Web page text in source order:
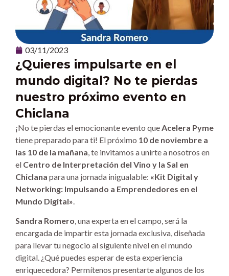
03/11/2023
¿Quieres impulsarte en el
mundo digital? No te pierdas
nuestro próximo evento en
Chiclana
¡No te pierdas el emocionante evento que Acelera Pyme
tiene preparado para ti! El próximo 10 de noviembre a
las 10 de la mañana , te invitamos a unirte a nosotros en
el Centro de Interpretación del Vino y la Sal en
Chiclana para una jornada inigualable: «Kit Digital y
Networking: Impulsando a Emprendedores en el
Mundo Digital»
Sandra Romero, una experta en el campo, será la
encargada de impartir esta jornada exclusiva, diseñada
para llevar tu negocio al siguiente nivel en el mundo
digital. ¿Qué puedes esperar de esta experiencia
enriquecedora? Permítenos presentarte algunos de los